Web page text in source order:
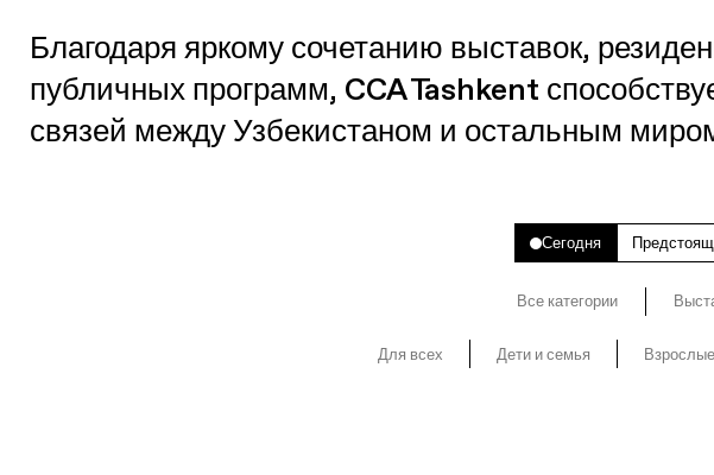
Благодаря яркому сочетанию выставок,
публичных программ, CCA Tashkent
связей между Узбекистаном и остальным
Сегодня
Все категории
Для всех Дети и семья Взрослые